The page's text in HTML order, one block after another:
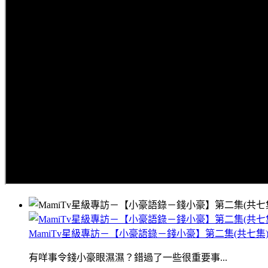
MamiTv星級專訪－【小豪語錄－錢小豪】第二集(共七集)
有咩事令錢小豪眼濕濕？錯過了一些很重要事...